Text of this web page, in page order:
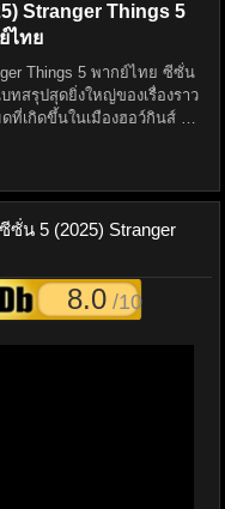
Stranger Things 5
ไทย
Things 5 พากย์ไทย ซีซั่น
ทสรุปสุดยิ่งใหญ่ของเรื่องราว
ที่เกิดขึ้นในเมืองฮอว์กินส์ ซึ่ง
และการเปิดประตูส
ซั่น 5 (2025) Stranger
8.0 /10